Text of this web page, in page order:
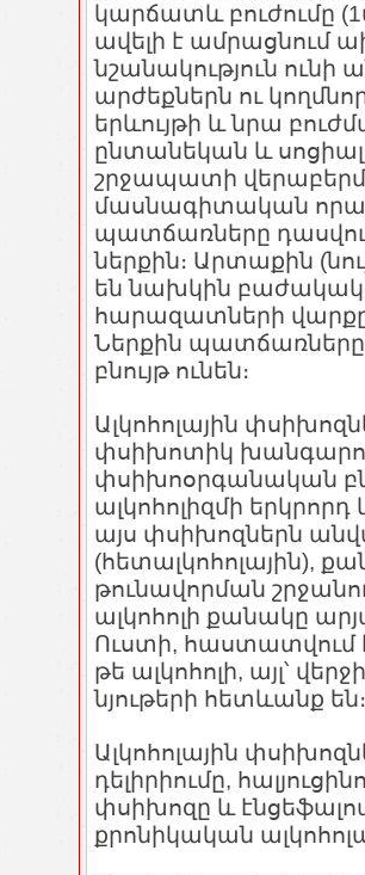
կարճատև բուժումը
ավելի է ամրացնում
նշանակություն ունի
արժեքներն ու
երևույթի և նրա
ընտանեկան և
շրջապատի
մասնագիտական
պատճառները
ներքին։ Արտաքին
են նախկին
հարազատների վարքը,
Ներքին
բնույթ ունեն։
Ալկոհոլային
փսիխոտիկ
փսիխոօրգանական
ալկոհոլիզմի երկրորդ
այս փսիխոզներն
(հետալկոհոլային),
թունավորման
ալկոհոլի քանակը
Ուստի, հաստատվում
թե ալկոհոլի, այլ՝
նյութերի հետևանք են։
Ալկոհոլային
դելիրիումը,
փսիխոզը և
քրոնիկական